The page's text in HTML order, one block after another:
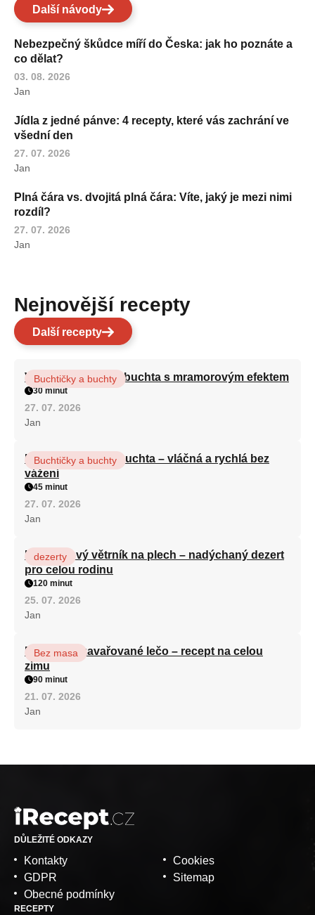
Další návody
Nebezpečný škůdce míří do Česka: jak ho poznáte a
co dělat?
03. 08. 2026
Jan
Jídla z jedné pánve: 4 recepty, které vás zachrání ve
všední den
27. 07. 2026
Jan
Plná čára vs. dvojitá plná čára: Víte, jaký je mezi nimi
rozdíl?
27. 07. 2026
Jan
Nejnovější recepty
Další recepty
Vláčná olejová litá buchta s mramorovým efektem
Buchtičky a buchty
30 minut
27. 07. 2026
Jan
Hrnková maková buchta – vláčná a rychlá bez
vážení
Buchtičky a buchty
45 minut
27. 07. 2026
Jan
Karamelový větrník na plech – nadýchaný dezert
pro celou rodinu
dezerty
120 minut
25. 07. 2026
Jan
Babiččino zavařované lečo – recept na celou
zimu
Bez masa
90 minut
21. 07. 2026
Jan
DŮLEŽITÉ ODKAZY
Kontakty
GDPR
Obecné podmínky
Cookies
Sitemap
RECEPTY